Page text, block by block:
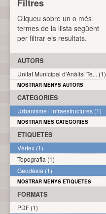
Filtres
Cliqueu sobre un o més
termes de la llista següent
per filtrar els resultats.
AUTORS
Unitat Municipal d'Anàlisi Te... (1)
MOSTRAR MENYS AUTORS
CATEGORIES
Urbanisme i infraestructures (1)
MOSTRAR MÉS CATEGORIES
ETIQUETES
Vèrtex (1)
Topografia (1)
Geodèsia (1)
MOSTRAR MENYS ETIQUETES
FORMATS
PDF (1)